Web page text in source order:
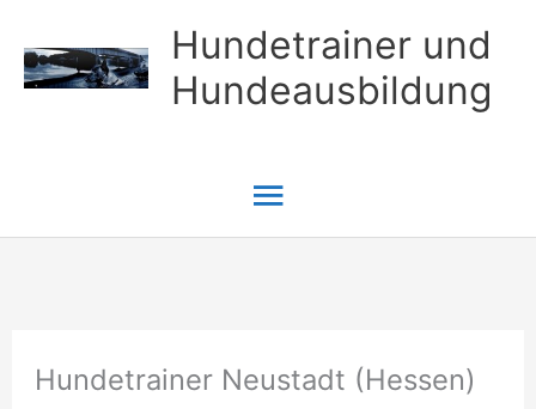
Inhalt
springen
Hundetrainer und
Hundeausbildung
Hauptmenü
Hundetrainer Neustadt (Hessen)